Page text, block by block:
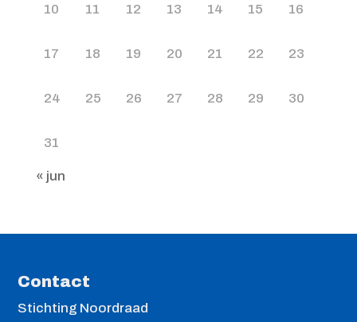
10 11 12 13 14 15 16
17 18 19 20 21 22 23
24 25 26 27 28 29 30
31
« jun
Contact
Stichting Noordraad